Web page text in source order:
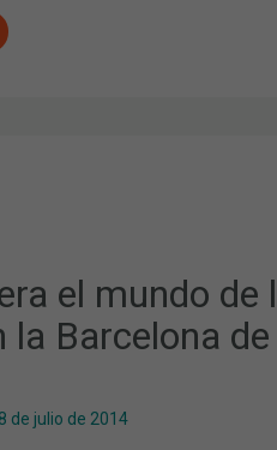
el mundo de
la Barcelona de
8 de julio de 2014